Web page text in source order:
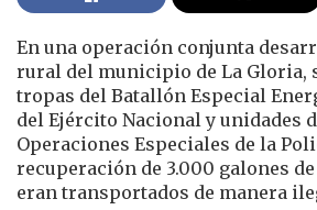
En una operación conjunta
rural del municipio de La Gloria,
tropas del Batallón Especial
del Ejército Nacional y unidades
Operaciones Especiales de la
recuperación de 3.000 galones
eran transportados de manera